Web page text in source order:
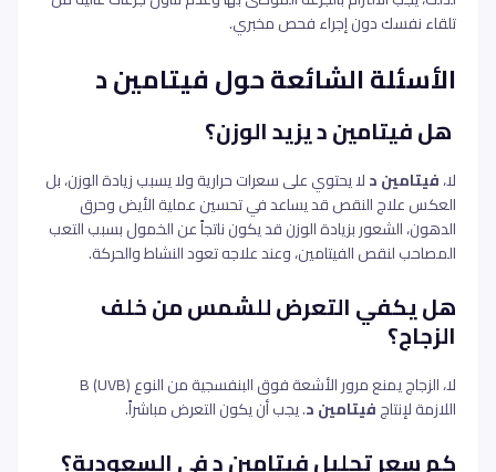
تلقاء نفسك دون إجراء فحص مخبري.
الأسئلة الشائعة حول فيتامين د
هل فيتامين د يزيد الوزن؟
لا،فيتامين دلا يحتوي على سعرات حرارية ولا يسبب زيادة الوزن، بل
العكس علاج النقص قد يساعد في تحسين عملية الأيض وحرق
الدهون، الشعور بزيادة الوزن قد يكون ناتجاً عن الخمول بسبب التعب
المصاحب لنقص الفيتامين، وعند علاجه تعود النشاط والحركة.
هل يكفي التعرض للشمس من خلف
الزجاج؟
لا، الزجاج يمنع مرور الأشعة فوق البنفسجية من النوع B (UVB)
اللازمة لإنتاجفيتامين د. يجب أن يكون التعرض مباشراً.
كم سعر تحليل فيتامين د في السعودية؟